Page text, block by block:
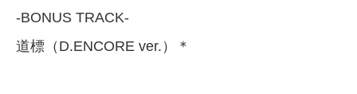
-BONUS TRACK-
道標（D.ENCORE ver.）＊